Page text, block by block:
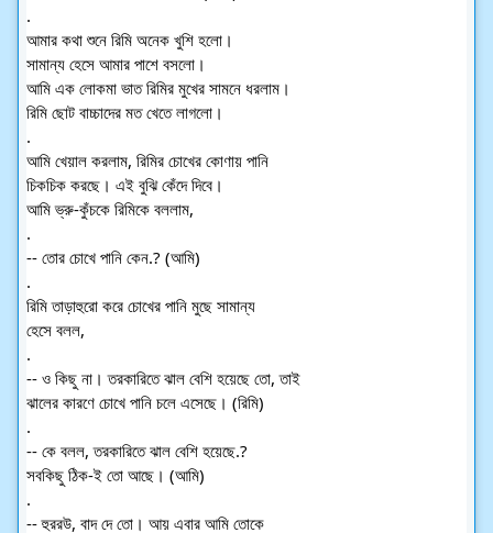
.
আমার কথা শুনে রিমি অনেক খুশি হলো।
সামান্য হেসে আমার পাশে বসলো।
আমি এক লোকমা ভাত রিমির মুখের সামনে ধরলাম।
রিমি ছোট বাচ্চাদের মত খেতে লাগলো।
.
আমি খেয়াল করলাম, রিমির চোখের কোণায় পানি
চিকচিক করছে। এই বুঝি কেঁদে দিবে।
আমি ভ্রু-কুঁচকে রিমিকে বললাম,
.
-- তোর চোখে পানি কেন.? (আমি)
.
রিমি তাড়াহুরো করে চোখের পানি মুছে সামান্য
হেসে বলল,
.
-- ও কিছু না। তরকারিতে ঝাল বেশি হয়েছে তো, তাই
ঝালের কারণে চোখে পানি চলে এসেছে। (রিমি)
.
-- কে বলল, তরকারিতে ঝাল বেশি হয়েছে.?
সবকিছু ঠিক-ই তো আছে। (আমি)
.
-- হুররউ, বাদ দে তো। আয় এবার আমি তোকে